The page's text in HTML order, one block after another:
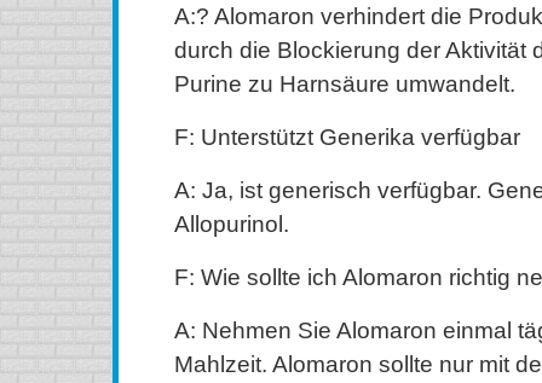
A:? Alomaron verhindert die
durch die Blockierung der Aktivität
Purine zu Harnsäure umwandelt.
F: Unterstützt Generika verfügbar
A: Ja, ist generisch verfügbar.
Allopurinol.
F: Wie sollte ich Alomaron richtig
A: Nehmen Sie Alomaron einmal
Mahlzeit. Alomaron sollte nur mit